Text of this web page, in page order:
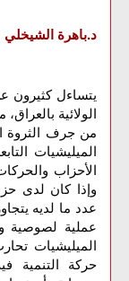
د.باهرة الشيخلي
يتساءل كثيرون
الولائية
من جرف الثروة
الميليشيات
الأحزاب
عدد ما لديه
عملية لصوصية
الميليشيات
حركة التنمية